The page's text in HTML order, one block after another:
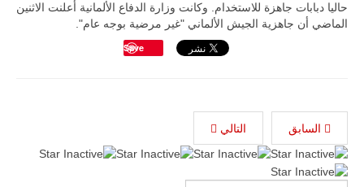
حاليا دبابات جاهزة للاستخدام. وكانت وزارة الدفاع الألمانية أعلنت الاثنين
الماضي أن جاهزية الجيش الألماني "غير مرضية بوجه عام".
Save
السابق التالي